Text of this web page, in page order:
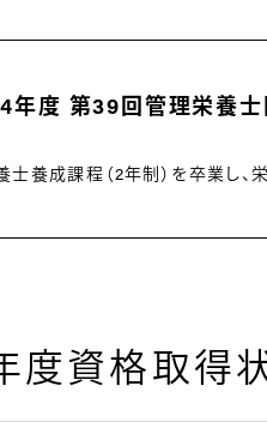
年度 第39回管理栄養
養成課程（2年制）を卒業し
度資格取得